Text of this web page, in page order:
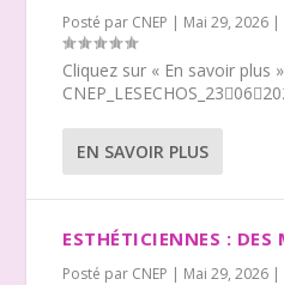
Posté par CNEP | Mai 29, 2026 |
Cliquez sur « En savoir plus
EN SAVOIR PLUS
ESTHÉTICIENNES : DES
Posté par CNEP | Mai 29, 2026 |